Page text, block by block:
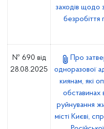
заходів щодо
безробіття
№ 690 від
28.08.2025
Про
одноразової
киянам, які
обставинах
руйнування
місті Києві,